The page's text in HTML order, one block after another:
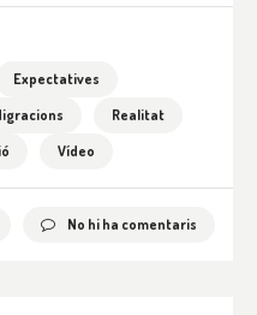
Expectatives
Realitat
Vídeo
No hi ha comentaris